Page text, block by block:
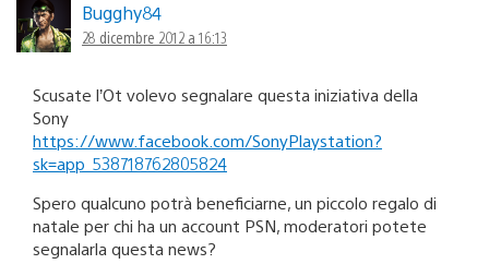
Bugghy84
28 dicembre 2012 a 16:13
Scusate l’Ot volevo segnalare questa iniziativa della
Sony
https://www.facebook.com/SonyPlaystation?
sk=app_538718762805824
Spero qualcuno potrà beneficiarne, un piccolo regalo di
natale per chi ha un account PSN, moderatori potete
segnalarla questa news?